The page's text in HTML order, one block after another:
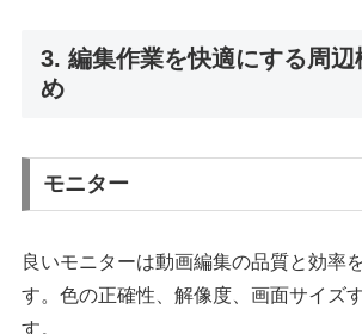
3. 編集作業を快適にする周辺
め
モニター
良いモニターは動画編集の品質と効率
す。色の正確性、解像度、画面サイズ
す。